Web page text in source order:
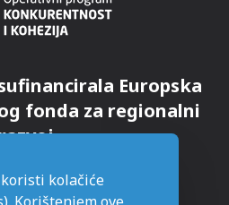
Europska
fonda za regionalni
kolačiće